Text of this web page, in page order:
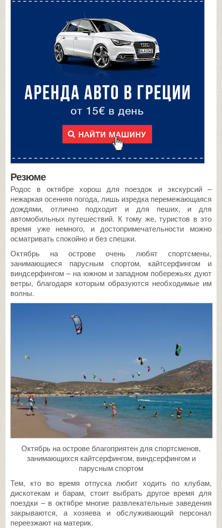
Резюме
Родос в октябре хорош для поездок и экскурсий –
нежаркая осенняя погода, лишь изредка перемежающаяся
дождями, отлично подходит и для пеших, и для
автомобильных путешествий. К тому же, туристов в это
время уже немного, и достопримечательности можно
осматривать спокойно и без спешки.
Октябрь на острове очень любят спортсмены,
занимающиеся парусным спортом, кайтсерфингом и
виндсерфингом – на южном и западном побережьях дуют
ветры, благодаря которым образуются необходимые им
волны.
Октябрь на острове благоприятен для спортсменов,
занимающихся кайтсерфингом, виндсерфингом и
парусным спортом
Тем, кто во время отпуска любит ходить по клубам,
дискотекам и барам, стоит выбрать другое время для
поездки – в октябре многие развлекательные заведения
закрываются, а хозяева и обслуживающий персонал
переезжают на материк.